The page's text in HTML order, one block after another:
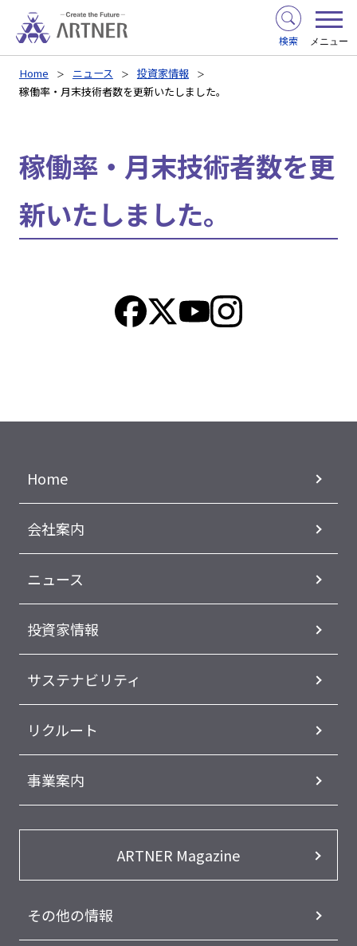
検索 メニュー
Home ニュース
投資家情報
稼働率・月末技術者数を更新いたしました。
稼働率・月末技術者数を更
新いたしました。
Home
会社案内
ニュース
投資家情報
サステナビリティ
リクルート
事業案内
ARTNER Magazine
その他の情報